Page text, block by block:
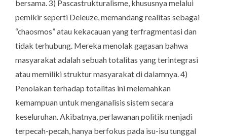
bersama. 3) Pascastrukturalisme, khususnya melalui
pemikir seperti Deleuze, memandang realitas sebagai
“chaosmos” atau kekacauan yang terfragmentasi dan
tidak terhubung. Mereka menolak gagasan bahwa
masyarakat adalah sebuah totalitas yang terintegrasi
atau memiliki struktur masyarakat di dalamnya. 4)
Penolakan terhadap totalitas ini melemahkan
kemampuan untuk menganalisis sistem secara
keseluruhan. Akibatnya, perlawanan politik menjadi
terpecah-pecah, hanya berfokus pada isu-isu tunggal